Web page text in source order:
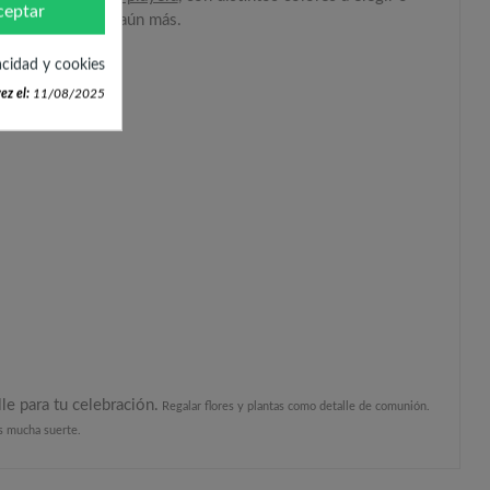
es original, aún más.
para tu celebración. Regalar flores y plantas como detalle de comunión.
mucha suerte.
y cookies
el: 11/08/2025